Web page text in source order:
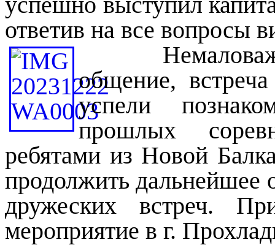
ответив на все вопросы
общение,
успели
прошлых
ребятами из Новой
продолжить дальнейшее
дружеских встреч.
мероприятие в г.